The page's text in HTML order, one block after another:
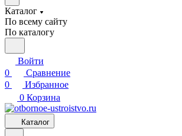
Каталог
По всему сайту
По каталогу
Войти
0
Сравнение
0
Избранное
0 Корзина
Каталог